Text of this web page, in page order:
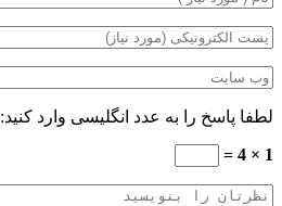
لطفا پاسخ را به عدد انگلیسی وارد کنید:
1 × 4 =